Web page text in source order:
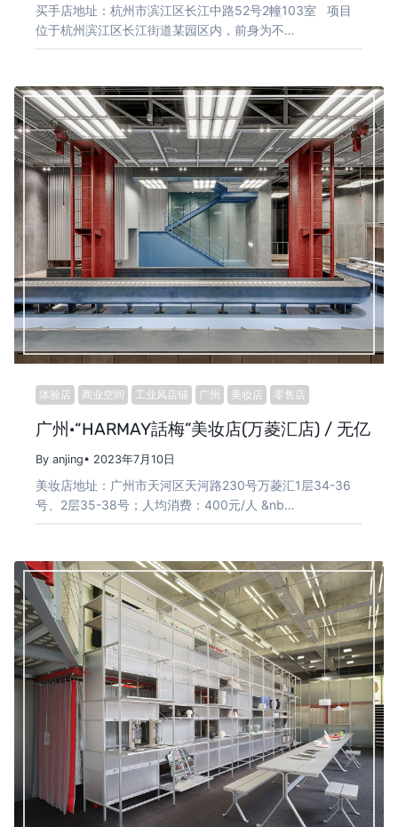
买手店地址：杭州市滨江区长江中路52号2幢103室 项目
位于杭州滨江区长江街道某园区内，前身为不…
体验店 商业空间 工业风店铺 广州 美妆店 零售店
广州·“HARMAY話梅”美妆店(万菱汇店) / 无亿
By anjing• 2023年7月10日
美妆店地址：广州市天河区天河路230号万菱汇1层34-36
号、2层35-38号；人均消费：400元/人 &nb…